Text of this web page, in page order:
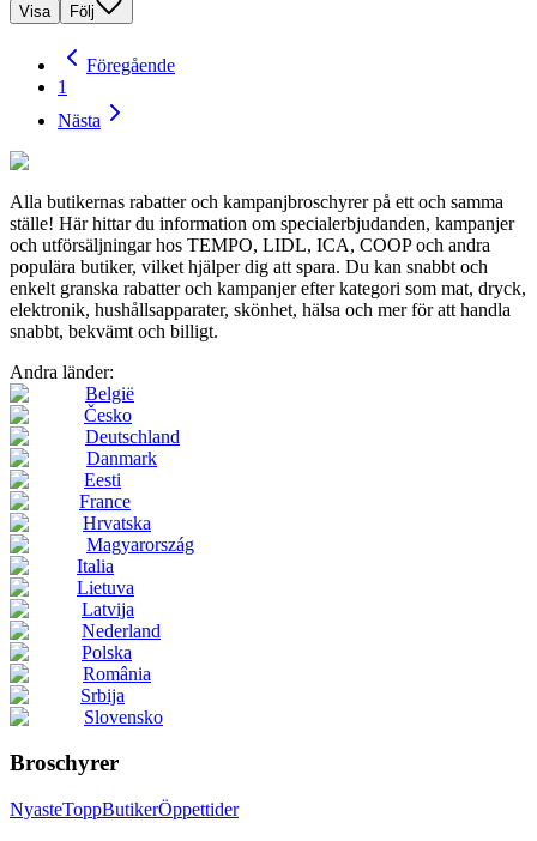
Visa Följ
Föregående
1
Nästa
Alla butikernas rabatter och kampanjbroschyrer på ett och samma
ställe! Här hittar du information om specialerbjudanden, kampanjer
och utförsäljningar hos TEMPO, LIDL, ICA, COOP och andra
populära butiker, vilket hjälper dig att spara. Du kan snabbt och
enkelt granska rabatter och kampanjer efter kategori som mat, dryck,
elektronik, hushållsapparater, skönhet, hälsa och mer för att handla
snabbt, bekvämt och billigt.
Andra länder:
België
Česko
Deutschland
Danmark
Eesti
France
Hrvatska
Magyarország
Italia
Lietuva
Latvija
Nederland
Polska
România
Srbija
Slovensko
Broschyrer
NyasteToppButikerÖppettider